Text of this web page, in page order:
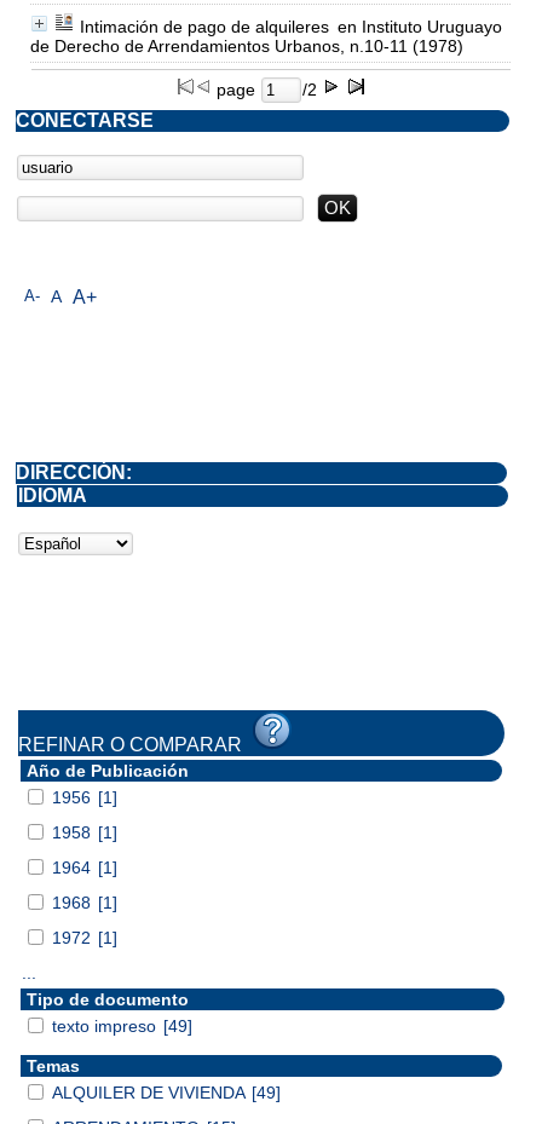
Intimación de pago de alquileres en Instituto Uruguayo
de Derecho de Arrendamientos Urbanos, n.10-11 (1978)
page /2
A- A A+
CONECTARSE
DIRECCIÓN:
IDIOMA
REFINAR O COMPARAR
Año de Publicación
1956 [1]
1958 [1]
1964 [1]
1968 [1]
1972 [1]
Tipo de documento
texto impreso [49]
Temas
ALQUILER DE VIVIENDA [49]